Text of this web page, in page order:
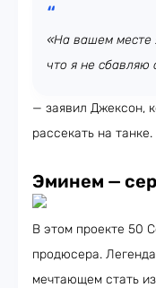
«На вашем месте
что я не сбавляю
— заявил Джексон,
рассекать на танке.
Эминем —
В этом проекте 50
продюсера.
мечтающем стать